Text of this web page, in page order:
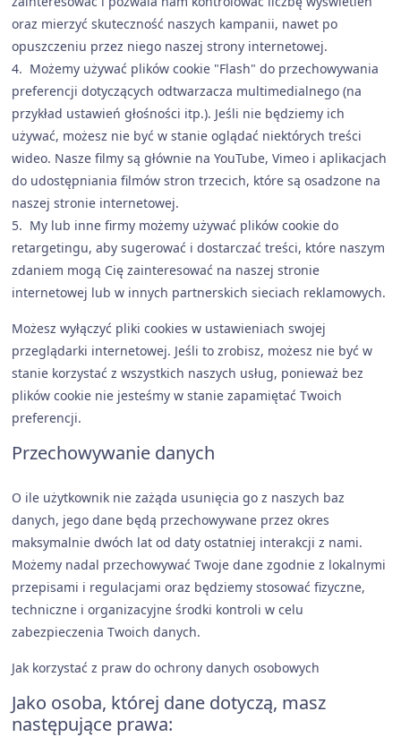
oraz mierzyć skuteczność naszych kampanii, nawet po
opuszczeniu przez niego naszej strony internetowej.
4. Możemy używać plików cookie "Flash" do przechowywania
preferencji dotyczących odtwarzacza multimedialnego (na
przykład ustawień głośności itp.). Jeśli nie będziemy ich
używać, możesz nie być w stanie oglądać niektórych treści
wideo. Nasze filmy są głównie na YouTube, Vimeo i aplikacjach
do udostępniania filmów stron trzecich, które są osadzone na
naszej stronie internetowej.
5. My lub inne firmy możemy używać plików cookie do
retargetingu, aby sugerować i dostarczać treści, które naszym
zdaniem mogą Cię zainteresować na naszej stronie
internetowej lub w innych partnerskich sieciach reklamowych.
Możesz wyłączyć pliki cookies w ustawieniach swojej
przeglądarki internetowej. Jeśli to zrobisz, możesz nie być w
stanie korzystać z wszystkich naszych usług, ponieważ bez
plików cookie nie jesteśmy w stanie zapamiętać Twoich
preferencji.
Przechowywanie danych
O ile użytkownik nie zażąda usunięcia go z naszych baz
danych, jego dane będą przechowywane przez okres
maksymalnie dwóch lat od daty ostatniej interakcji z nami.
Możemy nadal przechowywać Twoje dane zgodnie z lokalnymi
przepisami i regulacjami oraz będziemy stosować fizyczne,
techniczne i organizacyjne środki kontroli w celu
zabezpieczenia Twoich danych.
Jak korzystać z praw do ochrony danych osobowych
Jako osoba, której dane dotyczą, masz
następujące prawa: